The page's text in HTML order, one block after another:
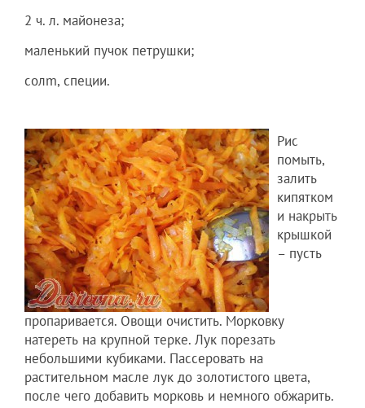
2 ч. л. майонеза;
маленький пучок петрушки;
cолm, специи.
Рис
помыть,
залить
кипятком
и накрыть
крышкой
– пусть
пропаривается. Овощи очистить. Морковку
натереть на крупной терке. Лук порезать
небольшими кубиками. Пассеровать на
растительном масле лук до золотистого цвета,
после чего добавить морковь и немного обжарить.